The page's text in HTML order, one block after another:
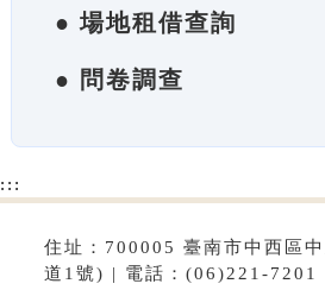
● 場地租借查詢
● 問卷調查
:::
住址：700005 臺南市中西區
道1號) | 電話：(06)221-7201